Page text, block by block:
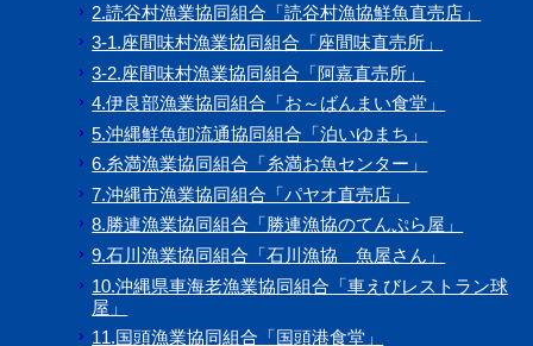
2.読谷村漁業協同組合「読谷村漁協鮮魚直売店」
3-1.座間味村漁業協同組合「座間味直売所」
3-2.座間味村漁業協同組合「阿嘉直売所」
4.伊良部漁業協同組合「お～ばんまい食堂」
5.沖縄鮮魚卸流通協同組合「泊いゆまち」
6.糸満漁業協同組合「糸満お魚センター」
7.沖縄市漁業協同組合「パヤオ直売店」
8.勝連漁業協同組合「勝連漁協のてんぷら屋」
9.石川漁業協同組合「石川漁協 魚屋さん」
10.沖縄県車海老漁業協同組合「車えびレストラン球
屋」
11.国頭漁業協同組合「国頭港食堂」